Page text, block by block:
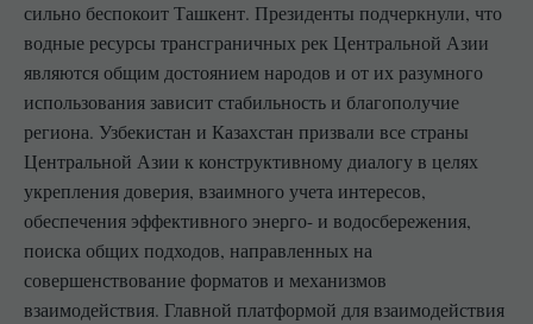
сильно беспокоит Ташкент. Президенты подчеркнули, что
водные ресурсы трансграничных рек Центральной Азии
являются общим достоянием народов и от их разумного
использования зависит стабильность и благополучие
региона. Узбекистан и Казахстан призвали все страны
Центральной Азии к конструктивному диалогу в целях
укрепления доверия, взаимного учета интересов,
обеспечения эффективного энерго- и водосбережения,
поиска общих подходов, направленных на
совершенствование форматов и механизмов
взаимодействия. Главной платформой для взаимодействия